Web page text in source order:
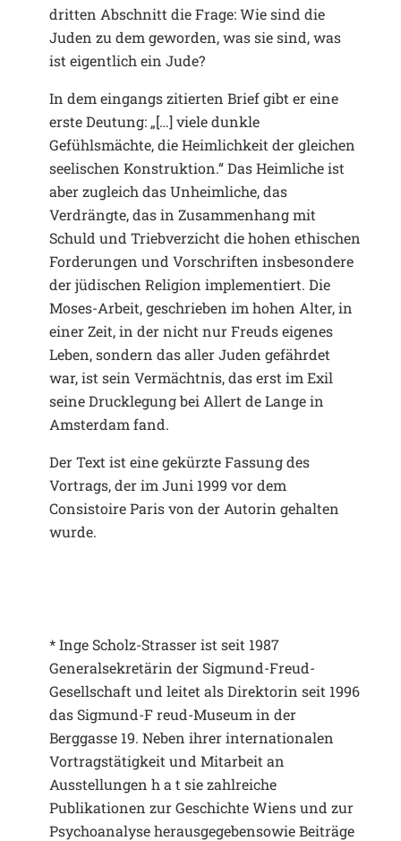
dritten Abschnitt die Frage: Wie sind die
Juden zu dem geworden, was sie sind, was
ist eigentlich ein Jude?
In dem eingangs zitierten Brief gibt er eine
erste Deutung: „[…] viele dunkle
Gefühlsmächte, die Heimlichkeit der gleichen
seelischen Konstruktion.“ Das Heimliche ist
aber zugleich das Unheimliche, das
Verdrängte, das in Zusammenhang mit
Schuld und Triebverzicht die hohen ethischen
Forderungen und Vorschriften insbesondere
der jüdischen Religion implementiert. Die
Moses-Arbeit, geschrieben im hohen Alter, in
einer Zeit, in der nicht nur Freuds eigenes
Leben, sondern das aller Juden gefährdet
war, ist sein Vermächtnis, das erst im Exil
seine Drucklegung bei Allert de Lange in
Amsterdam fand.
Der Text ist eine gekürzte Fassung des
Vortrags, der im Juni 1999 vor dem
Consistoire Paris von der Autorin gehalten
wurde.
* Inge Scholz-Strasser ist seit 1987
Generalsekretärin der Sigmund-Freud-
Gesellschaft und leitet als Direktorin seit 1996
das Sigmund-F reud-Museum in der
Berggasse 19. Neben ihrer internationalen
Vortragstätigkeit und Mitarbeit an
Ausstellungen h a t sie zahlreiche
Publikationen zur Geschichte Wiens und zur
Psychoanalyse herausgegebensowie Beiträge